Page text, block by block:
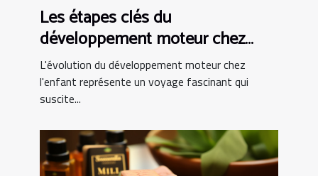
Les étapes clés du
développement moteur chez
l'enfant
L'évolution du développement moteur chez
l'enfant représente un voyage fascinant qui
suscite...